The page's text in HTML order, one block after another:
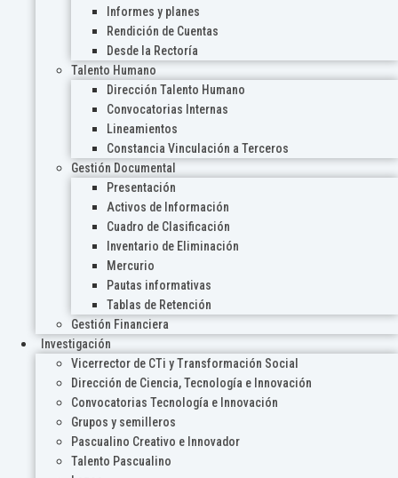
Informes y planes
Rendición de Cuentas
Desde la Rectoría
Talento Humano
Dirección Talento Humano
Convocatorias Internas
Lineamientos
Constancia Vinculación a Terceros
Gestión Documental
Presentación
Activos de Información
Cuadro de Clasificación
Inventario de Eliminación
Mercurio
Pautas informativas
Tablas de Retención
Gestión Financiera
Investigación
Vicerrector de CTi y Transformación Social
Dirección de Ciencia, Tecnología e Innovación
Convocatorias Tecnología e Innovación
Grupos y semilleros
Pascualino Creativo e Innovador
Talento Pascualino